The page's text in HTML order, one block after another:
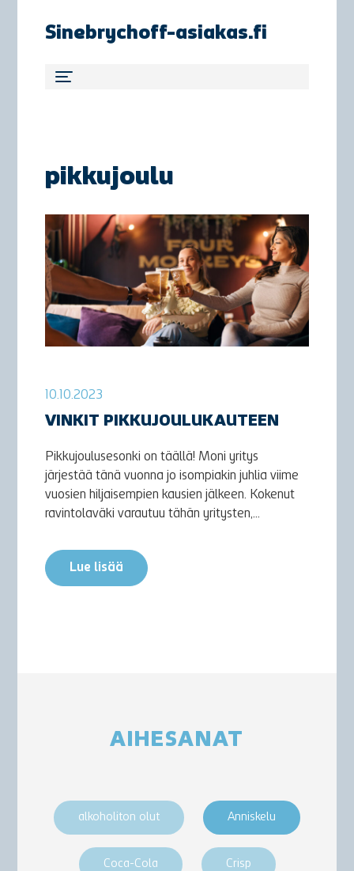
Sinebrychoff-asiakas.fi
pikkujoulu
10.10.2023
VINKIT PIKKUJOULUKAUTEEN
Pikkujoulusesonki on täällä! Moni yritys
järjestää tänä vuonna jo isompiakin juhlia viime
vuosien hiljaisempien kausien jälkeen. Kokenut
ravintolaväki varautuu tähän yritysten,...
Lue lisää
AIHESANAT
alkoholiton olut Anniskelu
Coca-Cola Crisp